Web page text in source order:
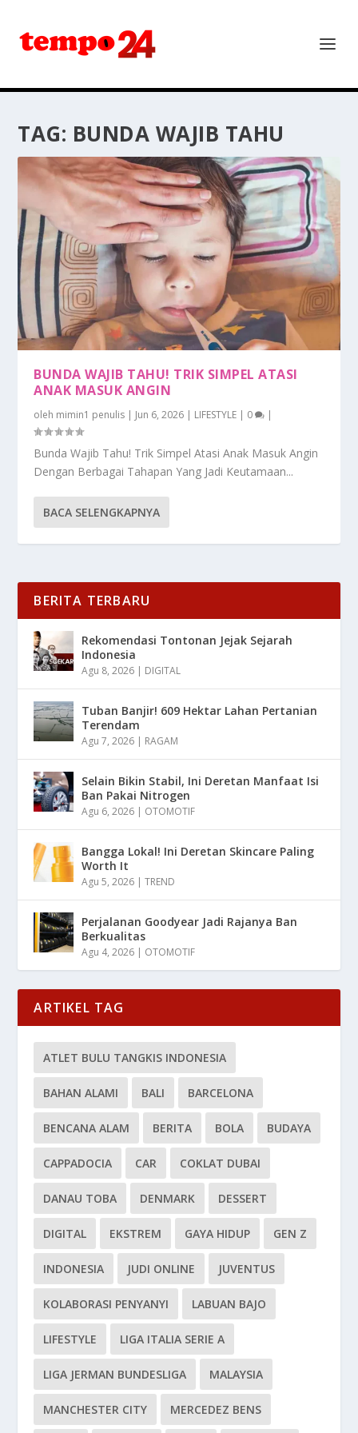
TAG: BUNDA WAJIB TAHU
BUNDA WAJIB TAHU! TRIK SIMPEL ATASI
ANAK MASUK ANGIN
oleh mimin1 penulis | Jun 6, 2026 | LIFESTYLE | 0 |
Bunda Wajib Tahu! Trik Simpel Atasi Anak Masuk Angin
Dengan Berbagai Tahapan Yang Jadi Keutamaan...
BACA SELENGKAPNYA
BERITA TERBARU
Rekomendasi Tontonan Jejak Sejarah
Indonesia
Agu 8, 2026 | DIGITAL
Tuban Banjir! 609 Hektar Lahan Pertanian
Terendam
Agu 7, 2026 | RAGAM
Selain Bikin Stabil, Ini Deretan Manfaat Isi
Ban Pakai Nitrogen
Agu 6, 2026 | OTOMOTIF
Bangga Lokal! Ini Deretan Skincare Paling
Worth It
Agu 5, 2026 |TREND
Perjalanan Goodyear Jadi Rajanya Ban
Berkualitas
Agu 4, 2026 | OTOMOTIF
ARTIKEL TAG
ATLET BULU TANGKIS INDONESIA
BAHAN ALAMI BALI BARCELONA
BENCANA ALAM BERITA BOLA BUDAYA
CAPPADOCIA CAR COKLAT DUBAI
DANAU TOBA DENMARK DESSERT
DIGITAL EKSTREM GAYA HIDUP GEN Z
INDONESIA JUDI ONLINE JUVENTUS
KOLABORASI PENYANYI LABUAN BAJO
LIFESTYLE LIGA ITALIA SERIE A
LIGA JERMAN BUNDESLIGA MALAYSIA
MANCHESTER CITY MERCEDEZ BENS